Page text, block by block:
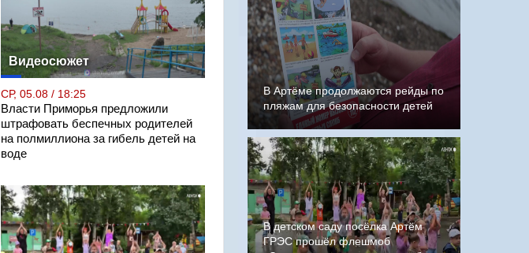
Видеосюжет
СР, 05.08 / 18:25
Власти Приморья предложили
штрафовать беспечных родителей
на полмиллиона за гибель детей на
воде
В Артёме продолжаются рейды по
пляжам для безопасности детей
В детском саду посёлка Артём
ГРЭС прошёл флешмоб